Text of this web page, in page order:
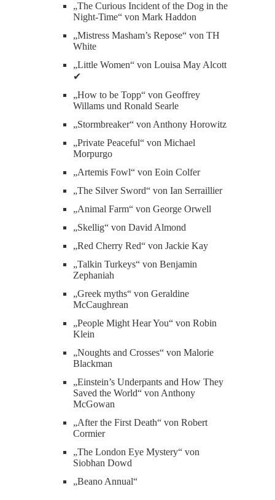
„The Curious Incident of the Dog in the
Night-Time“ von Mark Haddon
„Mistress Masham’s Repose“ von TH
White
„Little Women“ von Louisa May Alcott
✔
„How to be Topp“ von Geoffrey
Willams und Ronald Searle
„Stormbreaker“ von Anthony Horowitz
„Private Peaceful“ von Michael
Morpurgo
„Artemis Fowl“ von Eoin Colfer
„The Silver Sword“ von Ian Serraillier
„Animal Farm“ von George Orwell
„Skellig“ von David Almond
„Red Cherry Red“ von Jackie Kay
„Talkin Turkeys“ von Benjamin
Zephaniah
„Greek myths“ von Geraldine
McCaughrean
„People Might Hear You“ von Robin
Klein
„Noughts and Crosses“ von Malorie
Blackman
„Einstein’s Underpants and How They
Saved the World“ von Anthony
McGowan
„After the First Death“ von Robert
Cormier
„The London Eye Mystery“ von
Siobhan Dowd
„Beano Annual“